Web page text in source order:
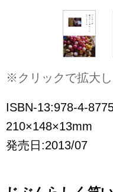
※クリックで拡大
ISBN-13:978-4-
210×148×13mm
発売日:2013/07